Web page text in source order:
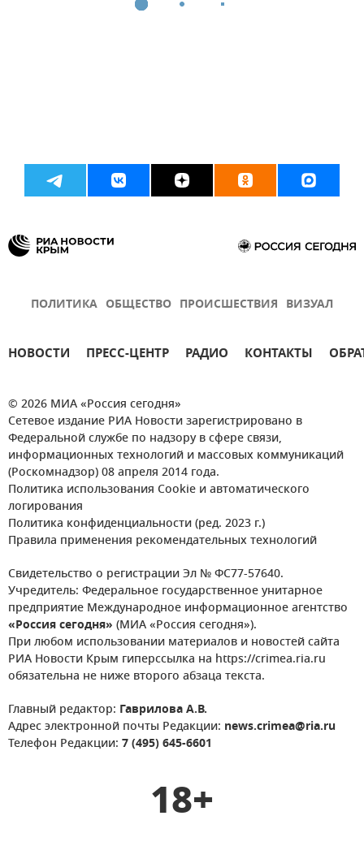
ПОЛИТИКА ОБЩЕСТВО ПРОИСШЕСТВИЯ ВИЗУАЛ
НОВОСТИ ПРЕСС-ЦЕНТР РАДИО КОНТАКТЫ
© 2026 МИА «Россия сегодня»
Сетевое издание РИА Новости зарегистрировано в
Федеральной службе по надзору в сфере связи,
информационных технологий и массовых коммуникаций
(Роскомнадзор) 08 апреля 2014 года.
Политика использования Cookie и автоматического
логирования
Политика конфиденциальности (ред. 2023 г.)
Правила применения рекомендательных технологий
Свидетельство о регистрации Эл № ФС77-57640.
Учредитель: Федеральное государственное унитарное
предприятие Международное информационное агентство
«Россия сегодня» (МИА «Россия сегодня»).
При любом использовании материалов и новостей сайта
РИА Новости Крым гиперссылка на https://crimea.ria.ru
обязательна не ниже второго абзаца текста.
Главный редактор: Гаврилова А.В.
Адрес электронной почты Редакции: news.crimea@ria.ru
Телефон Редакции: 7 (495) 645-6601
18+